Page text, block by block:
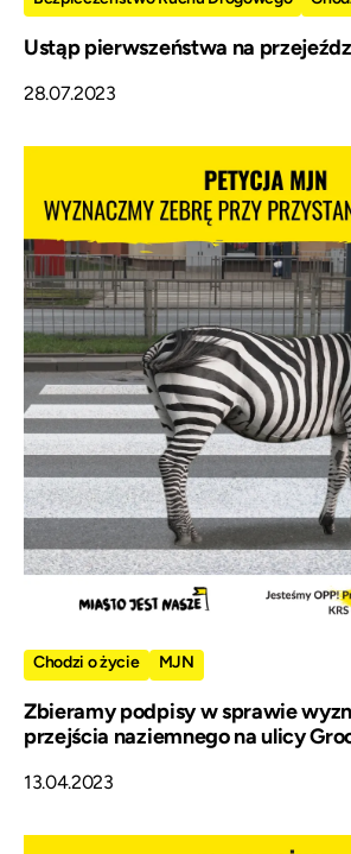
Ustąp pierwszeństwa na
28.07.2023
Chodzi o życie MJN
Zbieramy podpisy w sprawie
przejścia naziemnego na ulicy
13.04.2023